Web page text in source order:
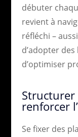
débuter
revient à
réfléchi –
d’adopter
d’optimiser
renforcer
Se fixer des